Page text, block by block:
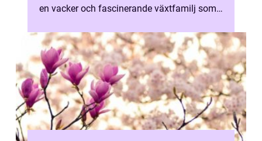
en vacker och fascinerande växtfamilj som